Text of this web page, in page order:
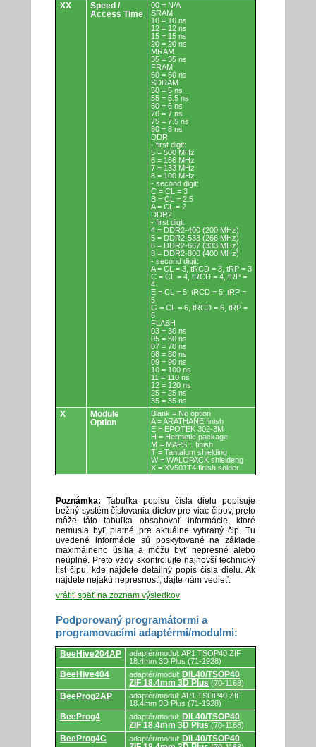
XX
Speed /
Access Time
00 = N/A
SRAM
10 = 10 ns
12 = 12 ns
15 = 15 ns
20 = 20 ns
MRAM
35 = 35 ns
FRAM
60 = 60 ns
SDRAM
50 = 5 ns
55 = 5.5 ns
60 = 6 ns
70 = 7 ns
75 = 7.5 ns
80 = 8 ns
DDR
- first digit:
5 = 500 MHz
6 = 166 MHz
7 = 133 MHz
8 = 100 MHz
- second digit:
C = CL = 3
B = CL = 2.5
A = CL = 2
DDR2
- first digit
4 = DDR2-400 (200 MHz)
5 = DDR2-533 (266 MHz)
6 = DDR2-667 (333 MHz)
8 = DDR2-800 (400 MHz)
- second digit:
A = CL = 3, tRCD = 3, tRP = 3
C = CL = 4, tRCD = 4, tRP =
4
E = CL = 5, tRCD = 5, tRP =
5
G = CL = 6, tRCD = 6, tRP =
6
FLASH
03 = 30 ns
05 = 50 ns
07 = 70 ns
08 = 80 ns
09 = 90 ns
10 = 100 ns
11 = 110 ns
12 = 120 ns
25 = 25 ns
35 = 35 ns
X
Module
Option
Blank = No option
A = ARATHANE finish
E = EPOTEK 302-3M
H = Hermetic package
M = MAPSIL finish
T = Tantalum shielding
W = WALOPACK shieldeng
X = XV501T4 finish solder
Poznámka: Tabuľka popisu čísla dielu popisuje
bežný systém číslovania dielov pre viac čipov, preto
môže táto tabuľka obsahovať informácie, ktoré
nemusia byť platné pre aktuálne vybraný čip. Tu
uvedené informácie sú poskytované na základe
maximálneho úsilia a môžu byť nepresné alebo
neúplné. Preto vždy skontrolujte najnovší technický
list čipu, kde nájdete detailný popis čísla dielu. Ak
nájdete nejakú nepresnosť, dajte nám vedieť.
vrátiť späť na zoznam výsledkov
Podporovaný programátormi a
programovacími adaptérmi/modulmi:
Podporovaný
programátormi
a
programovacími
adaptérmi/modulmi.
BeeHive204AP
adaptér/modul: AP1 TSOP40 ZIF
18.4mm 3D Plus (71-1928)
BeeHive404 adaptér/modul: DIL40/TSOP40
ZIF 18.4mm 3D Plus (70-1168)
BeeProg2AP
adaptér/modul: AP1 TSOP40 ZIF
18.4mm 3D Plus (71-1928)
BeeProg4 adaptér/modul: DIL40/TSOP40
ZIF 18.4mm 3D Plus (70-1168)
BeeProg4C adaptér/modul: DIL40/TSOP40